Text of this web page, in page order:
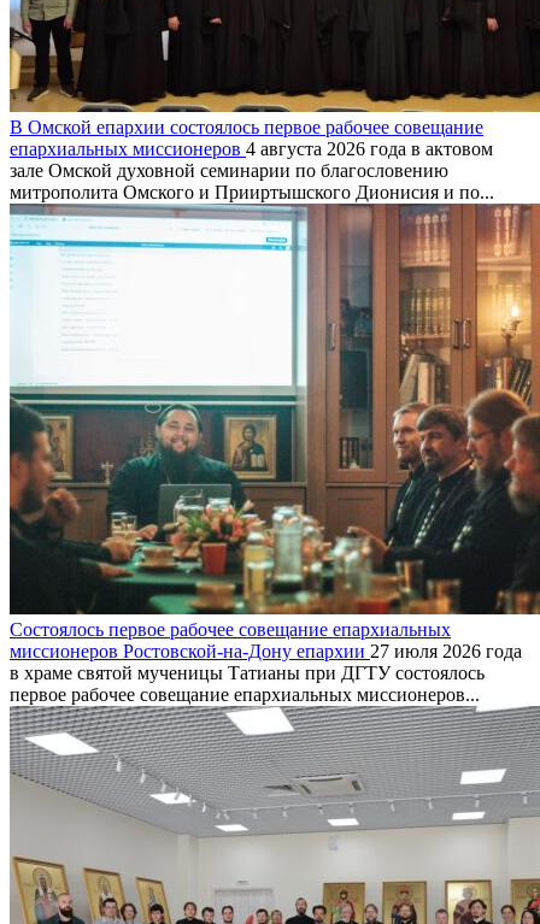
В Омской епархии состоялось первое рабочее совещание
епархиальных миссионеров 4 августа 2026 года в актовом
зале Омской духовной семинарии по благословению
митрополита Омского и Прииртышского Дионисия и по...
Состоялось первое рабочее совещание епархиальных
миссионеров Ростовской-на-Дону епархии 27 июля 2026 года
в храме святой мученицы Татианы при ДГТУ состоялось
первое рабочее совещание епархиальных миссионеров...